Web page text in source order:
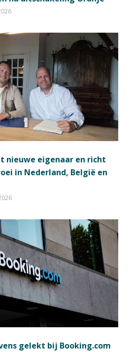
nieuwe eigenaar en richt
in Nederland, België en
gelekt bij Booking.com